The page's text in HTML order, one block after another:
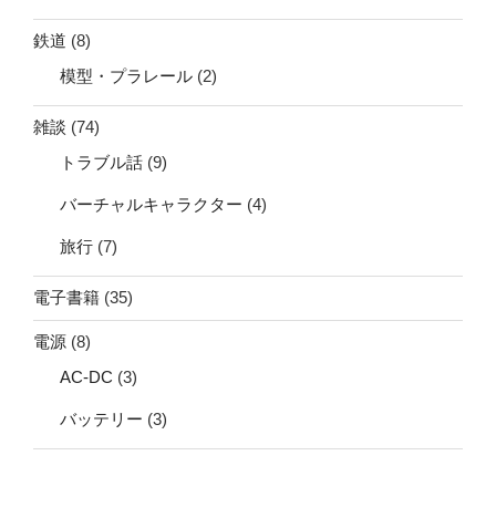
鉄道 (8)
模型・プラレール (2)
雑談 (74)
トラブル話 (9)
バーチャルキャラクター (4)
旅行 (7)
電子書籍 (35)
電源 (8)
AC-DC (3)
バッテリー (3)